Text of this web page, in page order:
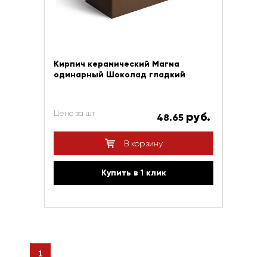
Кирпич керамический Магма
одинарный Шоколад гладкий
Цена за шт 48.65 руб.
В корзину
Купить в 1 клик
1